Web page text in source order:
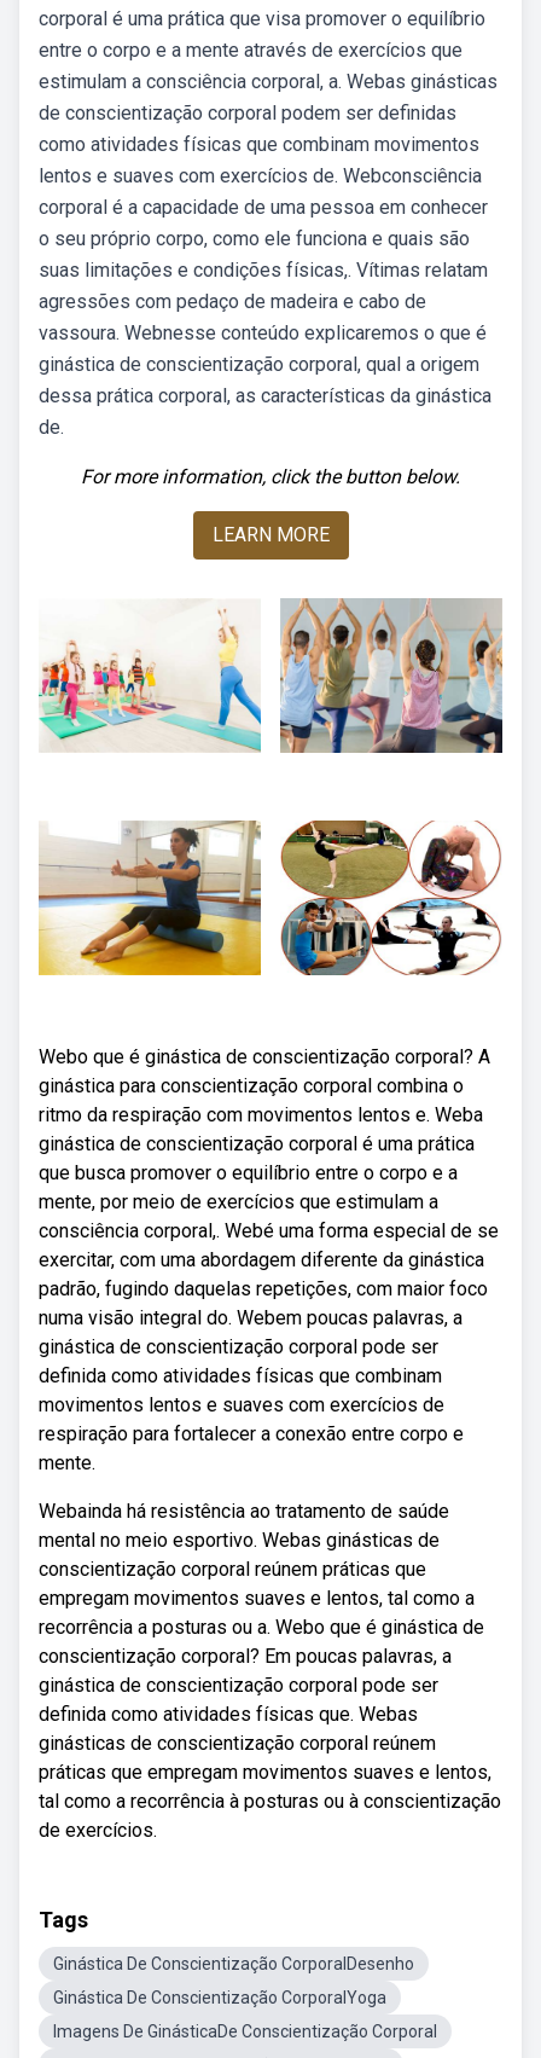
corporal é uma prática que visa promover o equilíbrio
entre o corpo e a mente através de exercícios que
estimulam a consciência corporal, a. Webas ginásticas
de conscientização corporal podem ser definidas
como atividades físicas que combinam movimentos
lentos e suaves com exercícios de. Webconsciência
corporal é a capacidade de uma pessoa em conhecer
o seu próprio corpo, como ele funciona e quais são
suas limitações e condições físicas,. Vítimas relatam
agressões com pedaço de madeira e cabo de
vassoura. Webnesse conteúdo explicaremos o que é
ginástica de conscientização corporal, qual a origem
dessa prática corporal, as características da ginástica
de.
For more information, click the button below.
LEARN MORE
Webo que é ginástica de conscientização corporal? A
ginástica para conscientização corporal combina o
ritmo da respiração com movimentos lentos e. Weba
ginástica de conscientização corporal é uma prática
que busca promover o equilíbrio entre o corpo e a
mente, por meio de exercícios que estimulam a
consciência corporal,. Webé uma forma especial de se
exercitar, com uma abordagem diferente da ginástica
padrão, fugindo daquelas repetições, com maior foco
numa visão integral do. Webem poucas palavras, a
ginástica de conscientização corporal pode ser
definida como atividades físicas que combinam
movimentos lentos e suaves com exercícios de
respiração para fortalecer a conexão entre corpo e
mente.
Webainda há resistência ao tratamento de saúde
mental no meio esportivo. Webas ginásticas de
conscientização corporal reúnem práticas que
empregam movimentos suaves e lentos, tal como a
recorrência a posturas ou a. Webo que é ginástica de
conscientização corporal? Em poucas palavras, a
ginástica de conscientização corporal pode ser
definida como atividades físicas que. Webas
ginásticas de conscientização corporal reúnem
práticas que empregam movimentos suaves e lentos,
tal como a recorrência à posturas ou à conscientização
de exercícios.
Tags
Ginástica De Conscientização CorporalDesenho
Ginástica De Conscientização CorporalYoga
Imagens De GinásticaDe Conscientização Corporal